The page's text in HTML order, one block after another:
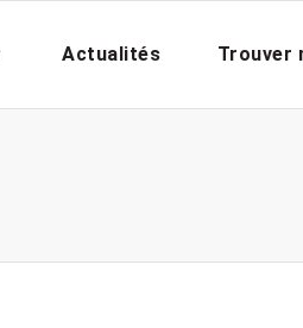
Actualités Trouver